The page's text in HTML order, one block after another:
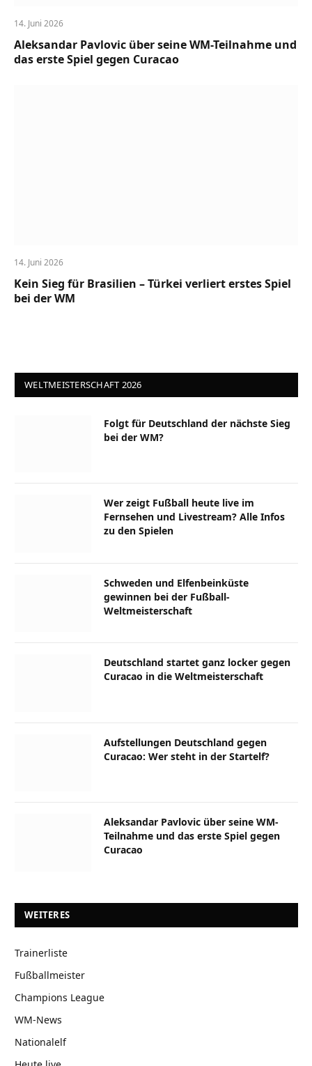
14. Juni 2026
Aleksandar Pavlovic über seine WM-Teilnahme und
das erste Spiel gegen Curacao
14. Juni 2026
Kein Sieg für Brasilien – Türkei verliert erstes Spiel
bei der WM
WELTMEISTERSCHAFT 2026
Folgt für Deutschland der nächste Sieg
bei der WM?
Wer zeigt Fußball heute live im
Fernsehen und Livestream? Alle Infos
zu den Spielen
Schweden und Elfenbeinküste
gewinnen bei der Fußball-
Weltmeisterschaft
Deutschland startet ganz locker gegen
Curacao in die Weltmeisterschaft
Aufstellungen Deutschland gegen
Curacao: Wer steht in der Startelf?
Aleksandar Pavlovic über seine WM-
Teilnahme und das erste Spiel gegen
Curacao
WEITERES
Trainerliste
Fußballmeister
Champions League
WM-News
Nationalelf